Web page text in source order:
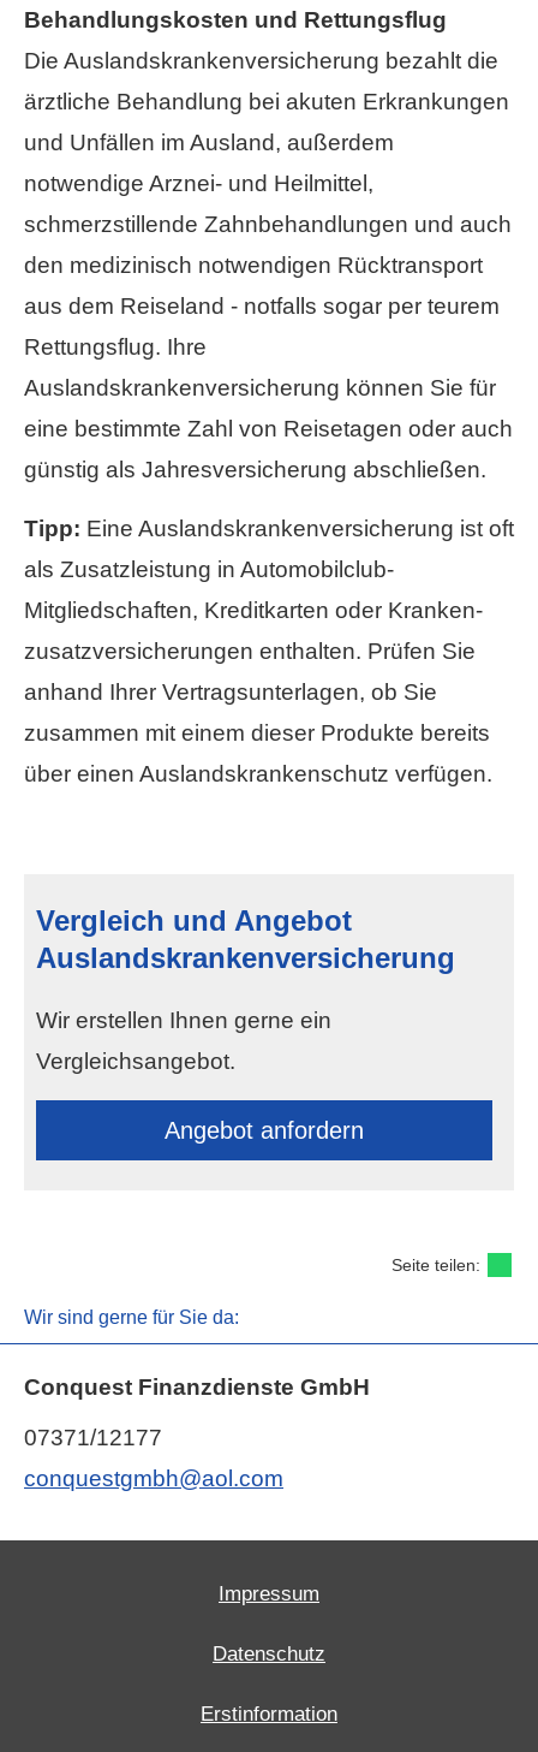
Behandlungskosten und Rettungsflug
Die Auslandskrankenversicherung bezahlt die
ärztliche Behandlung bei akuten Erkrankungen
und Unfällen im Ausland, außerdem
notwendige Arznei- und Heilmittel,
schmerzstillende Zahnbehandlungen und auch
den medizinisch notwendigen Rücktransport
aus dem Reiseland - notfalls sogar per teurem
Rettungsflug. Ihre
Auslandskrankenversicherung können Sie für
eine bestimmte Zahl von Reisetagen oder auch
günstig als Jahresversicherung abschließen.
Tipp: Eine Auslandskrankenversicherung ist oft
als Zusatzleistung in Automobilclub-
Mitgliedschaften, Kredit­karten oder Kranken­
zusatz­ver­si­che­rungen enthalten. Prüfen Sie
anhand Ihrer Vertragsunterlagen, ob Sie
zusammen mit einem dieser Produkte bereits
über einen Auslandskrankenschutz verfügen.
Vergleich und Angebot
Auslandskrankenversicherung
Wir erstellen Ihnen gerne ein
Vergleichsangebot.
An­ge­bot an­for­dern
Seite teilen:
Wir sind gerne für Sie da:
Conquest Finanzdienste GmbH
07371/12177
conquestgmbh@aol.com
Impressum
Datenschutz
Erstinformation